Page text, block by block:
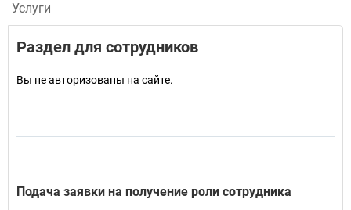
Услуги
Раздел для сотрудников
Вы не авторизованы на сайте.
Подача заявки на получение роли сотрудника